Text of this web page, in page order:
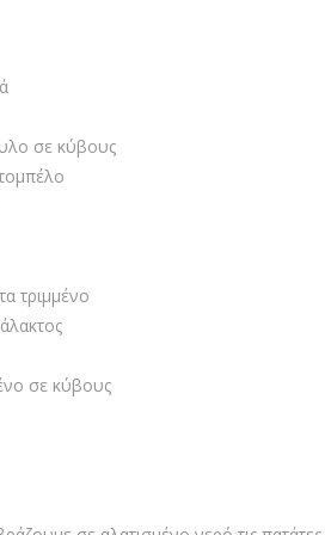
σε κύβους
τριμμένο
σε κύβους